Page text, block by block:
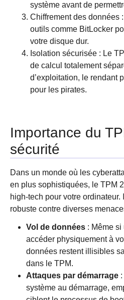
système avant de
Chiffrement des données
outils comme BitLocker
votre disque dur.
Isolation sécurisée : Le
de calcul totalement
d’exploitation, le rendant
pour les pirates.
Importance du
sécurité
Dans un monde où les
en plus sophistiquées, le TPM
high-tech pour votre ordinateur.
robuste contre diverses
Vol de données : Même si
accéder physiquement à
données restent illisibles
dans le TPM.
Attaques par démarrage
système au démarrage,